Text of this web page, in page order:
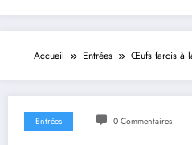
Accueil Entrées Œufs farcis à
Entrées 0 Commentaires